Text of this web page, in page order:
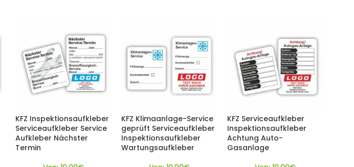
KFZ Inspektionsaufkleber
Serviceaufkleber Service
Aufkleber Nächster
Termin
KFZ Klimaanlage-Service
geprüft Serviceaufkleber
Inspektionsaufkleber
Wartungsaufkleber
KFZ Serviceaufkleber
Inspektionsaufkleber
Achtung Auto-
Gasanlage